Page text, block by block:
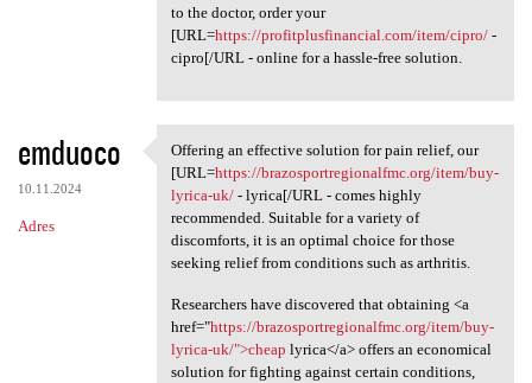
to the doctor, order your
[URL=https://profitplusfinancial.com/item/cipro/-
cipro[/URL - online for a hassle-free solution.
emduoco
10.11.2024
Adres
Offering an effective
Offering an effective solution for pain relief, our
[URL=https://brazosportregionalfmc.org/item/buy-
lyrica-uk/- lyrica[/URL - comes highly
recommended. Suitable for a variety of
discomforts, it is an optimal choice for those
seeking relief from conditions such as arthritis.
Researchers have discovered that obtaining <a
href="https://brazosportregionalfmc.org/item/buy-
lyrica-uk/">cheap lyrica</a> offers an economical
solution for fighting against certain conditions,